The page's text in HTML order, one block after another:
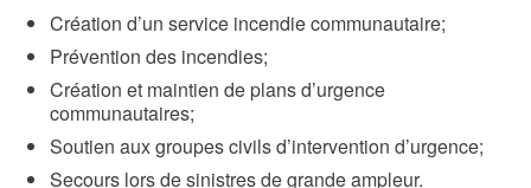
Création d’un service incendie communautaire;
Prévention des incendies;
Création et maintien de plans d’urgence
communautaires;
Soutien aux groupes civils d’intervention d’urgence;
Secours lors de sinistres de grande ampleur.